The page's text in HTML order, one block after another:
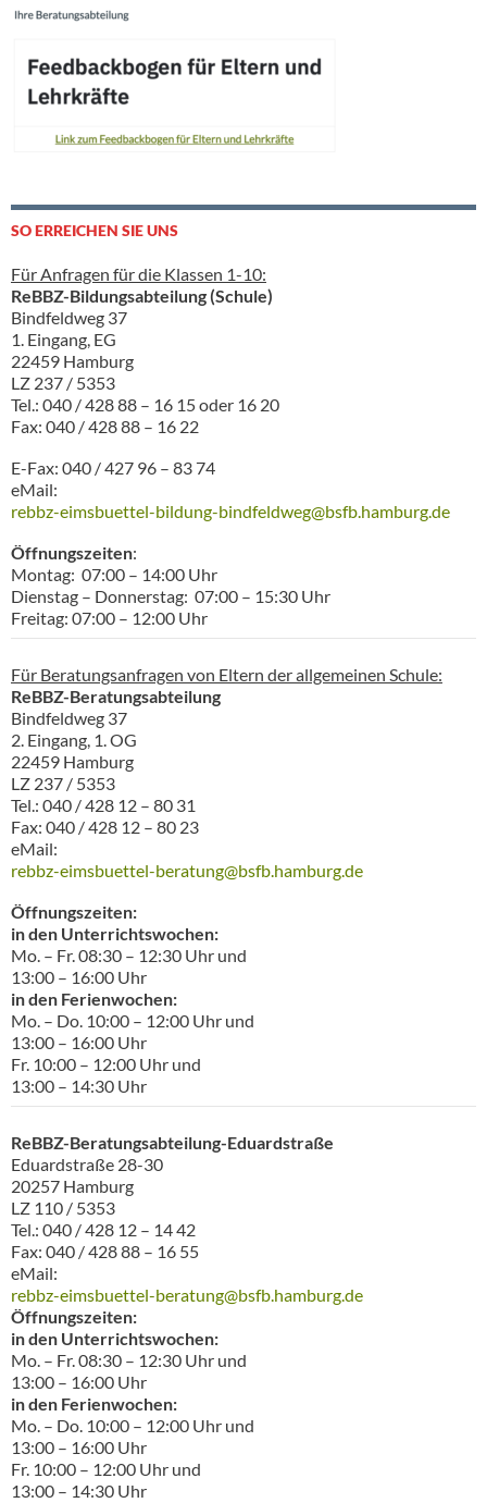
SO ERREICHEN SIE UNS
Für Anfragen für die Klassen 1-10:
ReBBZ-Bildungsabteilung (Schule)
Bindfeldweg 37
1. Eingang, EG
22459 Hamburg
LZ 237 / 5353
Tel.: 040 / 428 88 – 16 15 oder 16 20
Fax: 040 / 428 88 – 16 22
E-Fax: 040 / 427 96 – 83 74
eMail:
rebbz-eimsbuettel-bildung-bindfeldweg@bsfb.hamburg.de
Öffnungszeiten:
Montag: 07:00 – 14:00 Uhr
Dienstag – Donnerstag: 07:00 – 15:30 Uhr
Freitag: 07:00 – 12:00 Uhr
Für Beratungsanfragen von Eltern der allgemeinen Schule:
ReBBZ-Beratungsabteilung
Bindfeldweg 37
2. Eingang, 1. OG
22459 Hamburg
LZ 237 / 5353
Tel.: 040 / 428 12 – 80 31
Fax: 040 / 428 12 – 80 23
eMail:
rebbz-eimsbuettel-beratung@bsfb.hamburg.de
Öffnungszeiten:
in den Unterrichtswochen:
Mo. – Fr. 08:30 – 12:30 Uhr und
13:00 – 16:00 Uhr
in den Ferienwochen:
Mo. – Do. 10:00 – 12:00 Uhr und
13:00 – 16:00 Uhr
Fr. 10:00 – 12:00 Uhr und
13:00 – 14:30 Uhr
ReBBZ-Beratungsabteilung-Eduardstraße
Eduardstraße 28-30
20257 Hamburg
LZ 110 / 5353
Tel.: 040 / 428 12 – 14 42
Fax: 040 / 428 88 – 16 55
eMail:
rebbz-eimsbuettel-beratung@bsfb.hamburg.de
Öffnungszeiten:
in den Unterrichtswochen:
Mo. – Fr. 08:30 – 12:30 Uhr und
13:00 – 16:00 Uhr
in den Ferienwochen:
Mo. – Do. 10:00 – 12:00 Uhr und
13:00 – 16:00 Uhr
Fr. 10:00 – 12:00 Uhr und
13:00 – 14:30 Uhr